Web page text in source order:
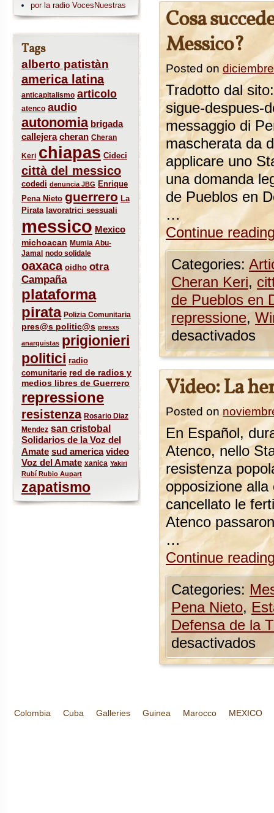
Cosa
Messico?
Posted on
Tradotto dal
sigue-despues-
messaggio di
mascherata da
applicare uno
una domanda
de Pueblos en
…
Continue
Categories:
Cheran Keri,
de Pueblos en
repressione,
desactivados
Video: La
Posted on
En Español,
Atenco, nello
resistenza
opposizione
cancellato le
Atenco
…
Continue
Categories:
Pena Nieto,
Defensa de la
desactivados
por la radio VocesNuestras
Tags
alberto patistàn
america latina
anticapitalismo articolo
atenco audio
autonomia brigada
callejera cheran Cheran
Keri chiapas Cideci
città del messico
codedi denuncia JBG Enrique
Pena Nieto guerrero La
Pirata lavoratrici sessuali
messico Mexico
michoacan Mumia Abu-
Jamal nodo solidale
oaxaca oidho otra
Campaña
plataforma
pirata Polizia Comunitaria
pres@s politic@s presxs
anarquistas prigionieri
politici radio
comunitarie red de radios y
medios libres de Guerrero
repressione
resistenza Rosario Diaz
Mendez san cristobal
Solidarios de la Voz del
Amate sud america video
Voz del Amate xanica Yakiri
Rubí Rubio Aupart
zapatismo
Colombia Cuba Galleries Guinea Marocco MEXICO